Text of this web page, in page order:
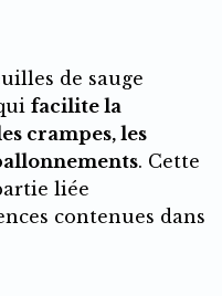
de sauge
facilite la
crampes, les
. Cette
liée
contenues dans